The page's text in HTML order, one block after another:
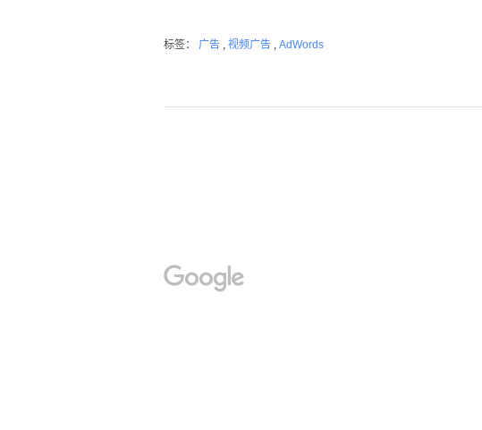
标签： 广告 视频广告 AdWords